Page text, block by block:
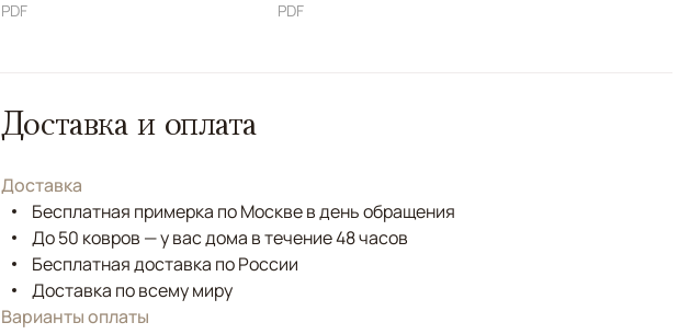
PDF PDF
Доставка и оплата
Доставка
Бесплатная примерка по Москве в день обращения
До 50 ковров — у вас дома в течение 48 часов
Бесплатная доставка по России
Доставка по всему миру
Варианты оплаты